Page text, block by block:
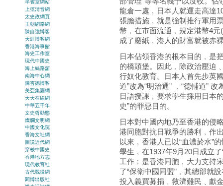
龍倉一處﹐日本人就運走高達
張膽措施﹐就是強制推行軍用
幣﹐在市面流通﹐規定港幣4
成了廢紙﹐港人的財富就被赤
日本佔領香港的根本目的﹐是
的橋頭堡。因此﹐除政治壓迫
行奴化教育。日本人首先步英
道”改為“明治通” ﹐“德輔道”
日語授課﹐要求學生採用日本
史”的罪惡目的。
日本對中國內地乃至香港的侵
港同胞對抗日戰爭的勝利﹐作
以來﹐香港人已以“血濃於水”
學生﹐在1937年9月20日成立
工作﹔是香港同胞﹐大力支持
了“保衛中國同盟”﹐其總部就
投入義買募捐﹑救濟難民﹑獻
半省堂網站
上弦清音網
太史政網頁
王朝網路網
陳自強博客
天涯博客網
香港海事館
海史工作室
現代中國史
海上絲路舘
南海中心網
陳杏德博客
美亞集團網
天天在線網
中華五千年
文史哲動態
燦爛文明網
中國文化院
香海文社網
圖説近代網
穿梭中國史
香港地方志
現代教育社
古代戰役網
閎博出版社